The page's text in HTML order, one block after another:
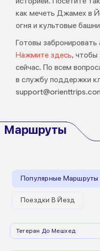
как мечеть Джамех в
огня и культовые
Готовы
Нажмите здесь, чтобы
сейчас. По всем
в службу поддержки
Маршруты
Популярные Маршруты
Поездки В Йезд
Тегеран До Мешхед